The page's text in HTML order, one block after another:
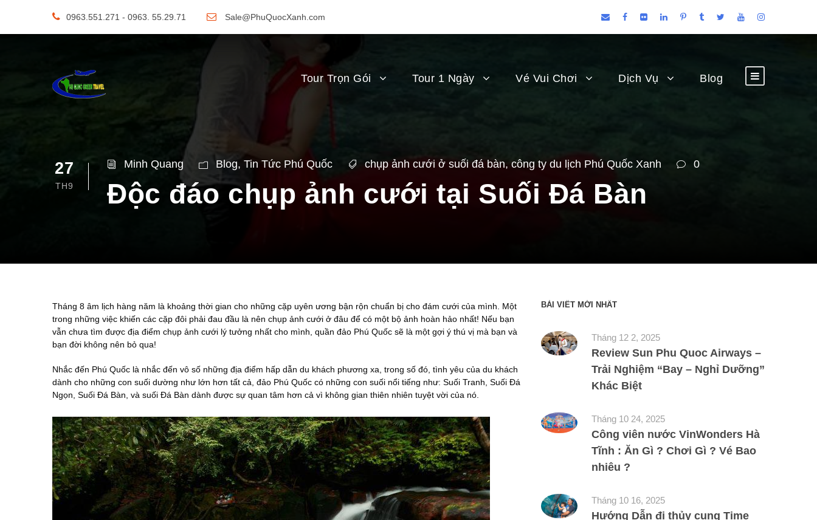
0963.551.271 - 0963. 55.29.71 Sale@PhuQuocXanh.com
Tour Trọn Gói Tour 1 Ngày Vé Vui Chơi Dịch Vụ Blog
27
TH9
Minh Quang Blog, Tin Tức Phú Quốc chụp ảnh cưới ở suối đá bàn, công ty du lịch Phú Quốc Xanh 0
Độc đáo chụp ảnh cưới tại Suối Đá Bàn
Tháng 8 âm lịch hàng năm là khoảng thời gian cho những cặp uyên ương bận rộn chuẩn bị cho đám cưới của mình. Một
trong những việc khiến các cặp đôi phải đau đầu là nên chụp ảnh cưới ở đâu để có một bộ ảnh hoàn hảo nhất! Nếu bạn
vẫn chưa tìm được địa điểm chụp ảnh cưới lý tưởng nhất cho mình, quần đảo Phú Quốc sẽ là một gợi ý thú vị mà bạn và
bạn đời không nên bỏ qua!
Nhắc đến Phú Quốc là nhắc đến vô số những địa điểm hấp dẫn du khách phương xa, trong số đó, tình yêu của du khách
dành cho những con suối dường như lớn hơn tất cả, đảo Phú Quốc có những con suối nổi tiếng như: Suối Tranh, Suối Đá
Ngọn, Suối Đá Bàn, và suối Đá Bàn dành được sự quan tâm hơn cả vì không gian thiên nhiên tuyệt vời của nó.
BÀI VIẾT MỚI NHẤT
Tháng 12 2, 2025
Review Sun Phu Quoc Airways –
Trải Nghiệm “Bay – Nghỉ Dưỡng”
Khác Biệt
Tháng 10 24, 2025
Công viên nước VinWonders Hà
Tĩnh : Ăn Gì ? Chơi Gì ? Vé Bao
nhiêu ?
Tháng 10 16, 2025
Hướng Dẫn đi thủy cung Time